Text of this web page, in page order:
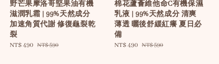
野芒果摩洛哥堅果油有機
滋潤乳霜 | 99%天然成分
加速角質代謝 修復龜裂乾
裂
Sale
NT$ 490 Regular
NT$ 590
棉花蘆薈維他命C有機保濕
乳液 | 99%天然成分 清爽
薄透 曬後舒緩紅癢 夏日必
備
Sale
NT$ 490 Regular
NT$ 590